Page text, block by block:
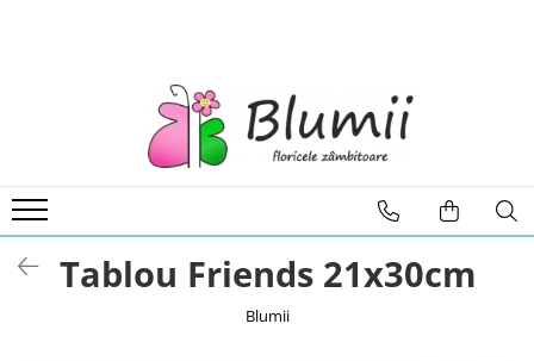
FLORI NATURALE
ARANJAMENTE
INAPOI LA SCOALA
Tablou Friends 21x30cm
Blumii